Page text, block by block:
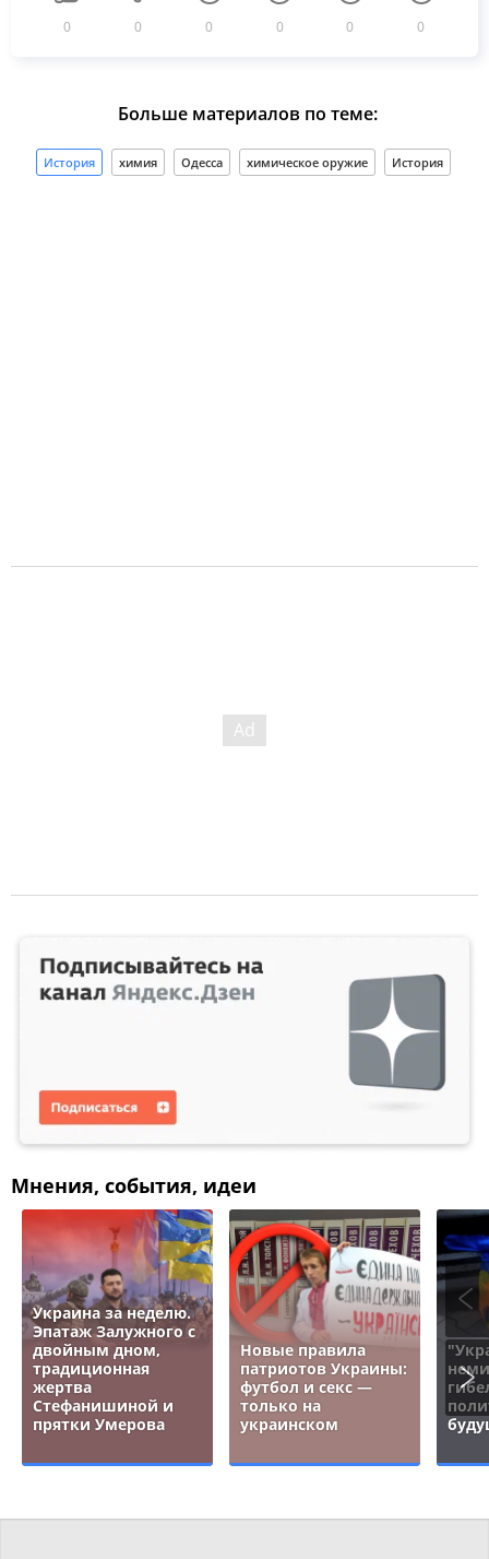
0 0 0 0 0 0
Больше материалов по теме:
История химия Одесса химическое оружие История
Мнения, события, идеи
Украина за неделю.
Эпатаж Залужного с
двойным дном,
традиционная
жертва
Стефанишиной и
прятки Умерова
Новые правила
патриотов Украины:
футбол и секс —
только на
украинском